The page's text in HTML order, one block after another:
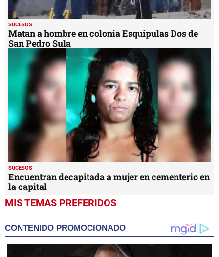
SUCESOS
Matan a hombre en colonia Esquipulas Dos de
San Pedro Sula
SUCESOS
Encuentran decapitada a mujer en cementerio en
la capital
MIS TEMAS PREFERIDOS
CONTENIDO PROMOCIONADO